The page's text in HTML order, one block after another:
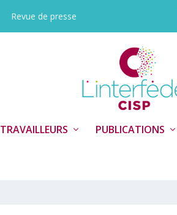
Revue de presse
PUBLICATIONS